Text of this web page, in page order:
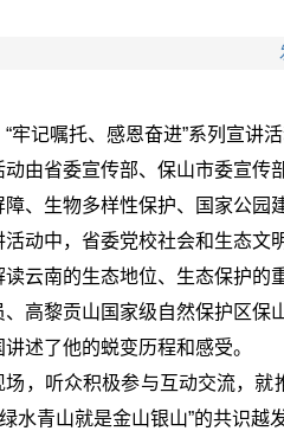
“牢记嘱托、感恩奋进”系列宣讲
动由省委宣传部、保山市委宣传
障、生物多样性保护、国家公园
活动中，省委党校社会和生态文
读云南的生态地位、生态保护的
、高黎贡山国家级自然保护区保
述了他的蜕变历程和感受。
场，听众积极参与互动交流，就
水青山就是金山银山”的共识越